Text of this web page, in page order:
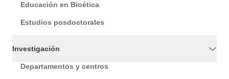
Educación en Bioética
Estudios posdoctorales
Investigación
Departamentos y centros